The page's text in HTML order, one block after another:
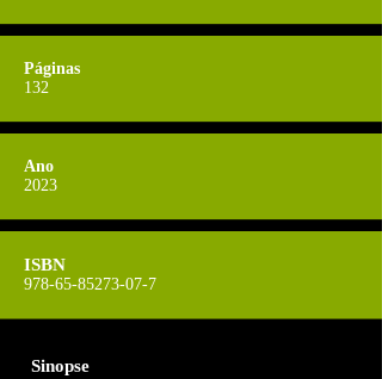
Páginas
132
Ano
2023
ISBN
978-65-85273-07-7
Sinopse